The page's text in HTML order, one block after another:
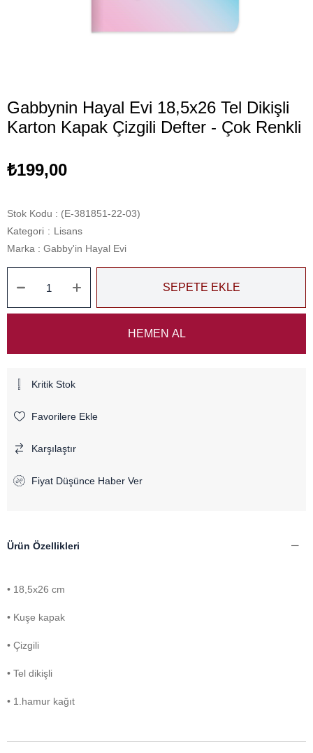
Gabbynin Hayal Evi 18,5x26 Tel Dikişli
Karton Kapak Çizgili Defter - Çok Renkli
₺199,00
Stok Kodu
(E-381851-22-03)
Kategori : Lisans
Marka : Gabby'in Hayal Evi
Kritik Stok
Favorilere Ekle
Karşılaştır
Fiyat Düşünce Haber Ver
Ürün Özellikleri
• 18,5x26 cm
• Kuşe kapak
• Çizgili
• Tel dikişli
• 1.hamur kağıt